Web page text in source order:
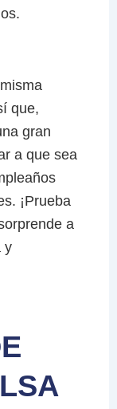
que,
gran
a que sea
¡Prueba
a
y